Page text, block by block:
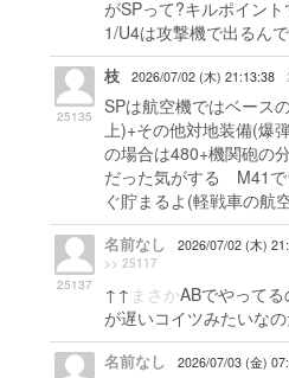
がSPって?キルポイン
1/U4は攻撃機で出るん
25135
枝 2026/07/02 (木) 21:13:38
SPは航空機ではベース
上)+その他対地装備(爆
の場合は480+機関砲の
だった気がする M41で
ぐ貯まるよ(軽戦車の航
25137
名前なし 2026/07/02 (木)
>> 25117
↑↑ まさかABでやって
が遅いコイツみたいな
名前なし 2026/07/03 (金)